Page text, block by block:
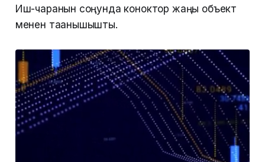
Иш-чаранын соңунда коноктор жаңы объект
менен таанышышты.